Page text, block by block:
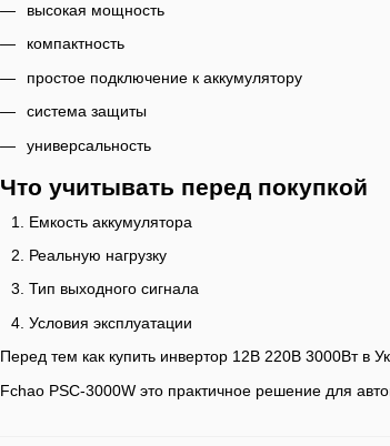
высокая мощность
компактность
простое подключение к аккумулятору
система защиты
универсальность
Что учитывать перед покупкой
Емкость аккумулятора
Реальную нагрузку
Тип выходного сигнала
Условия эксплуатации
Перед тем как купить инвертор 12В 220В 3000Вт в
Fchao PSC-3000W это практичное решение для